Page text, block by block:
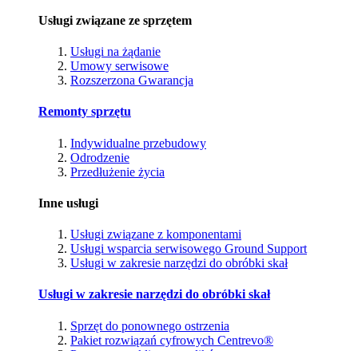
Usługi związane ze sprzętem
Usługi na żądanie
Umowy serwisowe
Rozszerzona Gwarancja
Remonty sprzętu
Indywidualne przebudowy
Odrodzenie
Przedłużenie życia
Inne usługi
Usługi związane z komponentami
Usługi wsparcia serwisowego Ground Support
Usługi w zakresie narzędzi do obróbki skał
Usługi w zakresie narzędzi do obróbki skał
Sprzęt do ponownego ostrzenia
Pakiet rozwiązań cyfrowych Centrevo®